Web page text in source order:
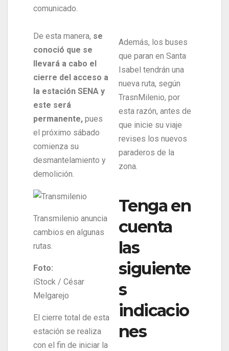
comunicado.
De esta manera, se
conoció que se
llevará a cabo el
cierre del acceso a
la estación SENA y
este será
permanente, pues
el próximo sábado
comienza su
desmantelamiento y
demolición.
Transmilenio anuncia
cambios en algunas
rutas.
Foto:
iStock / César
Melgarejo
El cierre total de esta
estación se realiza
con el fin de iniciar la
Además, los buses
que paran en Santa
Isabel tendrán una
nueva ruta, según
TrasnMilenio, por
esta razón, antes de
que inicie su viaje
revises los nuevos
paraderos de la
zona.
Tenga en
cuenta
las
siguiente
s
indicacio
nes